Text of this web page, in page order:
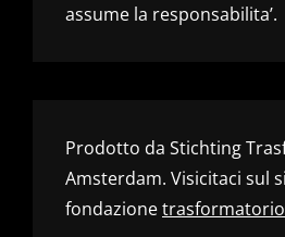
assume la responsabilita’.
Prodotto da Stichting
Amsterdam. Visicitaci sul
fondazione